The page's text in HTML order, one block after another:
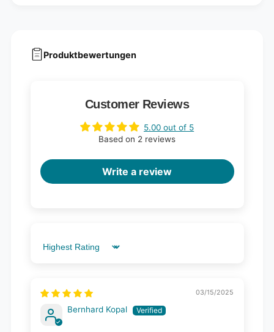
Produktbewertungen
Customer Reviews
5.00 out of 5
Based on 2 reviews
Write a review
Sort by
03/15/2025
Bernhard Kopal